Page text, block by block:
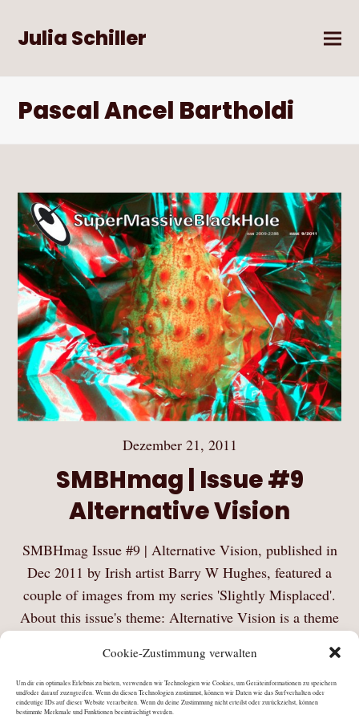
Cookie-Zustimmung verwalten
Um dir ein optimales Erlebnis zu bieten, verwenden wir Technologien wie Cookies, um Geräteinformationen zu speichern
und/oder darauf zuzugreifen. Wenn du diesen Technologien zustimmst, können wir Daten wie das Surfverhalten oder
eindeutige IDs auf dieser Website verarbeiten. Wenn du deine Zustimmung nicht erteilst oder zurückziehst, können
bestimmte Merkmale und Funktionen beeinträchtigt werden.
Julia Schiller
Pascal Ancel Bartholdi
Dezember 21, 2011
SMBHmag | Issue #9
Alternative Vision
SMBHmag Issue #9 | Alternative Vision, published in
Dec 2011 by Irish artist Barry W Hughes, featured a
couple of images from my series 'Slightly Misplaced'.
About this issue's theme: Alternative Vision is a theme